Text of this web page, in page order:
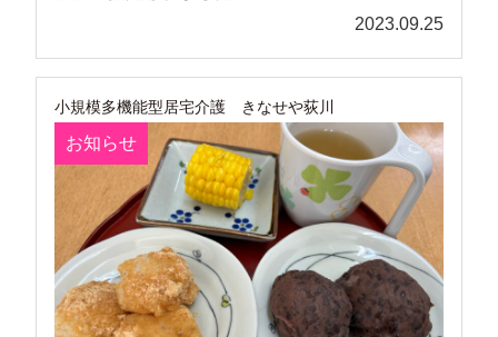
2023.09.25
小規模多機能型居宅介護 きなせや荻川
お知らせ